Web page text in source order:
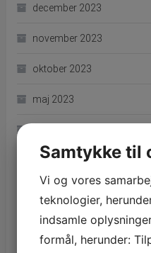
december 2023
november 2023
oktober 2023
maj 2023
december 2022
november 2022
august 2022
Samtykke til
Vi og vores
teknologier,
indsamle
formål, herunder: